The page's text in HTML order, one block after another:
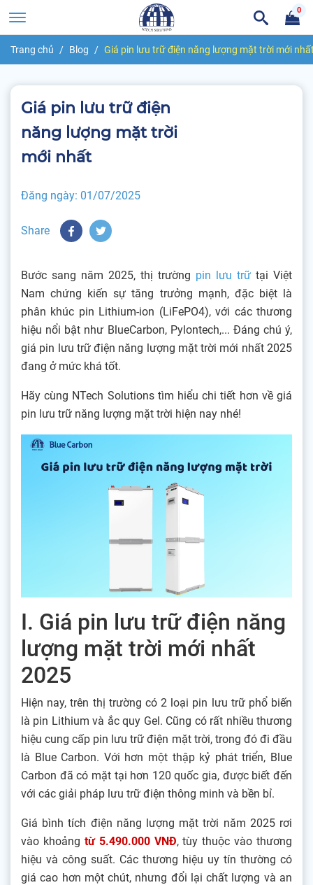
Trang chủ Blog Giá pin lưu trữ điện năng lượng mặt trời mới
Giá pin lưu trữ điện
năng lượng mặt trời
mới nhất
Đăng ngày: 01/07/2025
Share
Bước sang năm 2025, thị trường pin lưu trữ tại Việt
Nam chứng kiến sự tăng trưởng mạnh, đặc biệt là
phân khúc pin Lithium-ion (LiFePO4), với các thương
hiệu nổi bật như BlueCarbon, Pylontech,... Đáng chú ý,
giá pin lưu trữ điện năng lượng mặt trời mới nhất 2025
đang ở mức khá tốt.
Hãy cùng NTech Solutions tìm hiểu chi tiết hơn về giá
pin lưu trữ năng lượng mặt trời hiện nay nhé!
I. Giá pin lưu trữ điện năng
lượng mặt trời mới nhất
2025
Hiện nay, trên thị trường có 2 loại pin lưu trữ phổ biến
là pin Lithium và ắc quy Gel. Cũng có rất nhiều thương
hiệu cung cấp pin lưu trữ điện mặt trời, trong đó đi đầu
là Blue Carbon. Với hơn một thập kỷ phát triển, Blue
Carbon đã có mặt tại hơn 120 quốc gia, được biết đến
với các giải pháp lưu trữ điện thông minh và bền bỉ.
Giá bình tích điện năng lượng mặt trời năm 2025 rơi
vào khoảng từ 5.490.000 VNĐ, tùy thuộc vào thương
hiệu và công suất. Các thương hiệu uy tín thường có
giá cao hơn một chút, nhưng đổi lại chất lượng và an
0